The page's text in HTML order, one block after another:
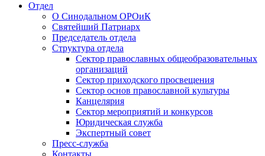
Отдел
О Синодальном ОРОиК
Святейший Патриарх
Председатель отдела
Структура отдела
Сектор православных общеобразовательных
организаций
Сектор приходского просвещения
Сектор основ православной культуры
Канцелярия
Сектор мероприятий и конкурсов
Юридическая служба
Экспертный совет
Пресс-служба
Контакты